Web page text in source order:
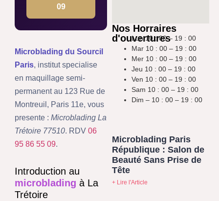
09
Microblading du Sourcil
Paris, institut specialise
en maquillage semi-
permanent au 123 Rue de
Montreuil, Paris 11e, vous
presente : Microblading La
Trétoire 77510. RDV 06
95 86 55 09.
Introduction au
microblading à La
Trétoire
Nos Horraires
d'ouvertures
Lun 10 : 00 – 19 : 00
Mar 10 : 00 – 19 : 00
Mer 10 : 00 – 19 : 00
Jeu 10 : 00 – 19 : 00
Ven 10 : 00 – 19 : 00
Sam 10 : 00 – 19 : 00
Dim – 10 : 00 – 19 : 00
Microblading Paris
République : Salon de
Beauté Sans Prise de
Tête
+ Lire l'Article